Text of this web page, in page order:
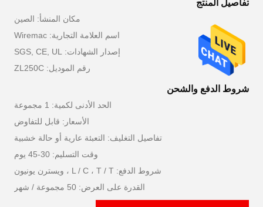
تفاصيل المنتج
مكان المنشأ: الصين
اسم العلامة التجارية: Wiremac
إصدار الشهادات: SGS, CE, UL
رقم الموديل: ZL250C
شروط الدفع والشحن
الحد الأدنى لكمية: 1 مجموعة
الأسعار: قابل للتفاوض
تفاصيل التغليف: التعبئة عارية أو حالة خشبية
وقت التسليم: 30-45 يوم
شروط الدفع: L / C ، T / T ، ويسترن يونيون
القدرة على العرض: 50 مجموعة / شهر